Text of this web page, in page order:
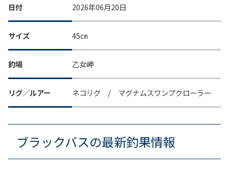
日付 2026年06月20日
サイズ 45㎝
釣場 乙女岬
リグ／ルアー ネコリグ / マグナムスワンプクローラー
ブラックバスの最新釣果情報